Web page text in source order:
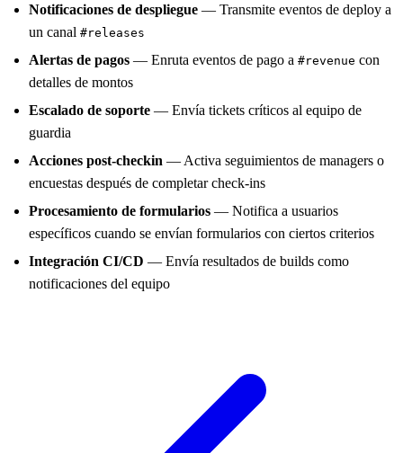
Notificaciones de despliegue — Transmite eventos de deploy a
un canal #releases
Alertas de pagos — Enruta eventos de pago a #revenue con
detalles de montos
Escalado de soporte — Envía tickets críticos al equipo de
guardia
Acciones post-checkin — Activa seguimientos de managers o
encuestas después de completar check-ins
Procesamiento de formularios — Notifica a usuarios
específicos cuando se envían formularios con ciertos criterios
Integración CI/CD — Envía resultados de builds como
notificaciones del equipo